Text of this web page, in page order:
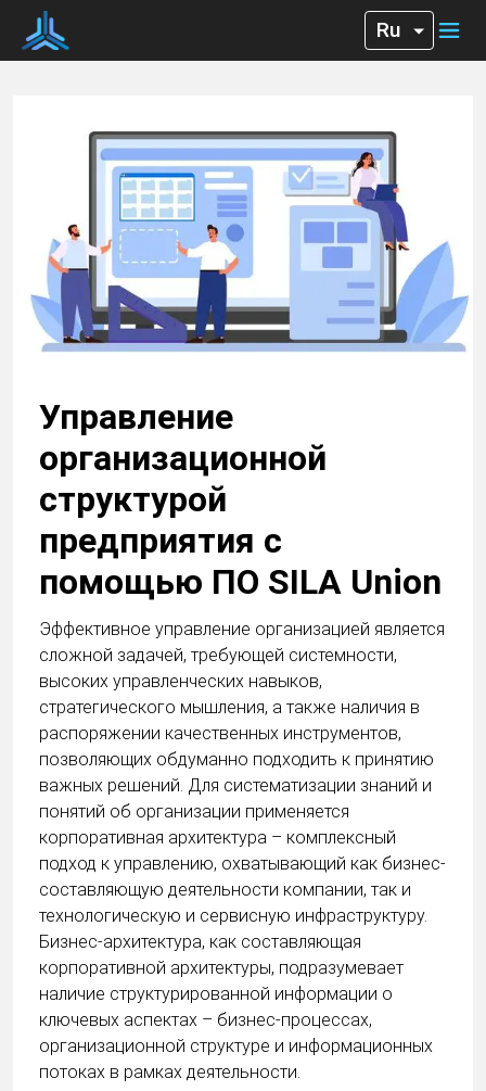
Управление
организационной
структурой
предприятия с
помощью ПО SILA Union
Эффективное управление организацией является
сложной задачей, требующей системности,
высоких управленческих навыков,
стратегического мышления, а также наличия в
распоряжении качественных инструментов,
позволяющих обдуманно подходить к принятию
важных решений. Для систематизации знаний и
понятий об организации применяется
корпоративная архитектура – комплексный
подход к управлению, охватывающий как бизнес-
составляющую деятельности компании, так и
технологическую и сервисную инфраструктуру.
Бизнес-архитектура, как составляющая
корпоративной архитектуры, подразумевает
наличие структурированной информации о
ключевых аспектах – бизнес-процессах,
организационной структуре и информационных
потоках в рамках деятельности.